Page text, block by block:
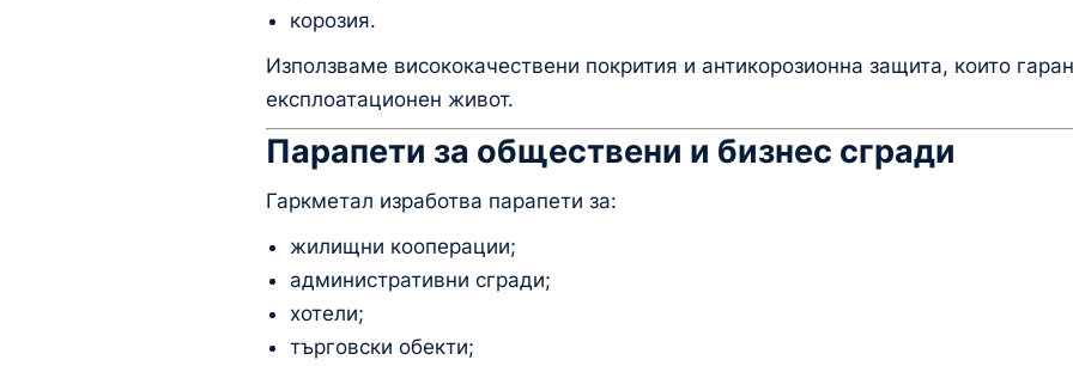
корозия.
Използваме висококачествени покрития и антикорозионна защита, които
експлоатационен живот.
Парапети за обществени и бизнес сгради
Гаркметал изработва парапети за:
жилищни кооперации;
административни сгради;
хотели;
търговски обекти;